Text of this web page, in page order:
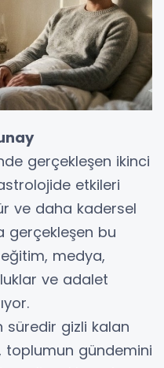
gerçekleşen ikinci
etkileri
ve daha kadersel
gerçekleşen bu
medya,
ve adalet
süredir gizli kalan
toplumun gündemini